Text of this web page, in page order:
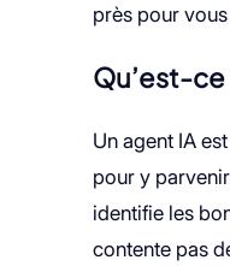
près pour
Qu’est-ce
Un agent IA
pour y
identifie les
contente pas